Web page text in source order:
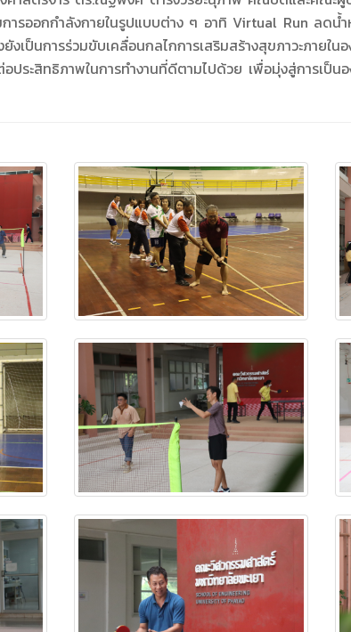
ารออกกำลังกายในรูปแบบต่าง ๆ อาทิ Virtual Run ล
ป็นการร่วมขับเคลื่อนกลไกการเสริมสร้างสุขภาวะภายใ
ะสิทธิภาพในการทำงานที่ดีตามไปด้วย เพื่อมุ่งสู่การเป็น